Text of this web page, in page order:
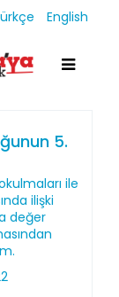
English
5.
ile
ilişki
değer